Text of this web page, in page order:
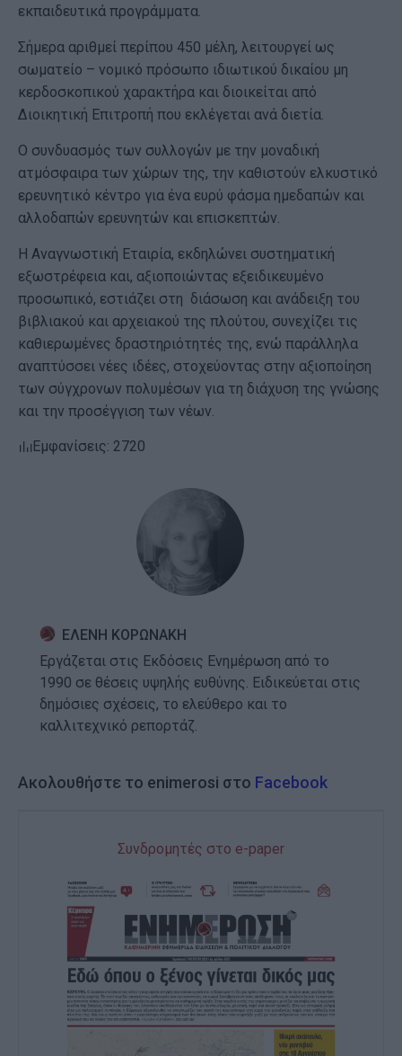
εκπαιδευτικά προγράμματα.
Σήμερα αριθμεί περίπου 450 μέλη, λειτουργεί ως
σωματείο – νομικό πρόσωπο ιδιωτικού δικαίου μη
κερδοσκοπικού χαρακτήρα και διοικείται από
Διοικητική Επιτροπή που εκλέγεται ανά διετία.
Ο συνδυασμός των συλλογών με την μοναδική
ατμόσφαιρα των χώρων της, την καθιστούν ελκυστικό
ερευνητικό κέντρο για ένα ευρύ φάσμα ημεδαπών και
αλλοδαπών ερευνητών και επισκεπτών.
Η Αναγνωστική Εταιρία, εκδηλώνει συστηματική
εξωστρέφεια και, αξιοποιώντας εξειδικευμένο
προσωπικό, εστιάζει στη διάσωση και ανάδειξη του
βιβλιακού και αρχειακού της πλούτου, συνεχίζει τις
καθιερωμένες δραστηριότητές της, ενώ παράλληλα
αναπτύσσει νέες ιδέες, στοχεύοντας στην αξιοποίηση
των σύγχρονων πολυμέσων για τη διάχυση της γνώσης
και την προσέγγιση των νέων.
Εμφανίσεις: 2720
ΕΛΕΝΗ ΚΟΡΩΝΑΚΗ
Εργάζεται στις Εκδόσεις Ενημέρωση από το
1990 σε θέσεις υψηλής ευθύνης. Ειδικεύεται στις
δημόσιες σχέσεις, το ελεύθερο και το
καλλιτεχνικό ρεπορτάζ.
Ακολουθήστε το enimerosi στο Facebook
Συνδρομητές στο e-paper